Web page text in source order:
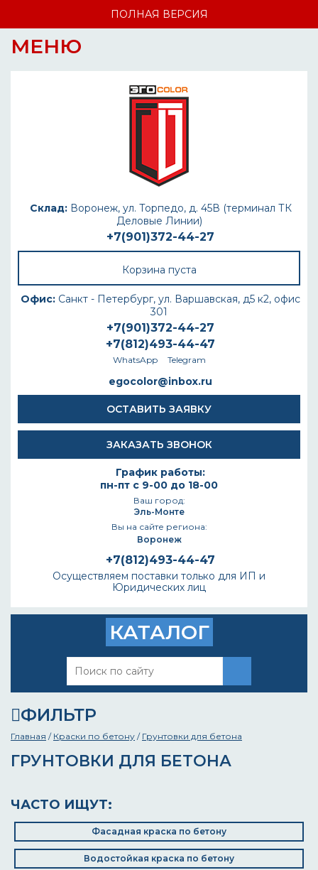
ПОЛНАЯ ВЕРСИЯ
МЕНЮ
Склад:Воронеж, ул. Торпедо, д. 45В (терминал ТК
Деловые Линии)
+7(901)372-44-27
Корзина пуста
Офис: Санкт - Петербург, ул. Варшавская, д5 к2, офис
301
+7(901)372-44-27
+7(812)493-44-47
WhatsApp Telegram
egocolor@inbox.ru
ОСТАВИТЬ ЗАЯВКУ
ЗАКАЗАТЬ ЗВОНОК
График работы:
пн-пт с 9-00 до 18-00
Ваш город:
Эль-Монте
Вы на сайте региона:
Воронеж
+7(812)493-44-47
Осуществляем поставки только для ИП и
Юридических лиц
КАТАЛОГ
ФИЛЬТР
Главная / Краски по бетону / Грунтовки для бетона
ГРУНТОВКИ ДЛЯ БЕТОНА
ЧАСТО ИЩУТ:
Фасадная краска по бетону
Водостойкая краска по бетону